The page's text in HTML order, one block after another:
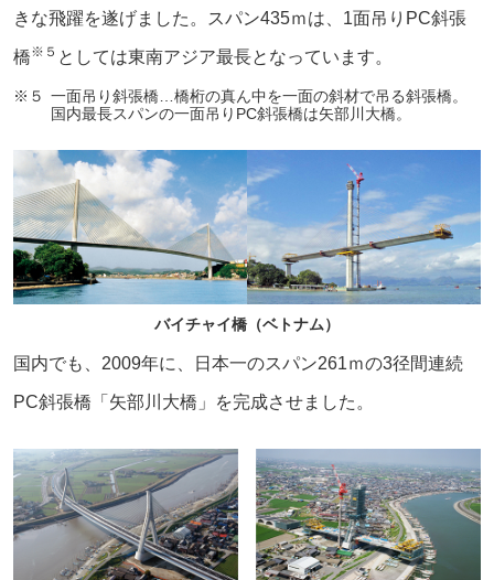
きな飛躍を遂げました。スパン435ｍは、1面吊りPC斜張
橋※５ としては東南アジア最長となっています。
※５ 一面吊り斜張橋…橋桁の真ん中を一面の斜材で吊る斜張橋。
国内最長スパンの一面吊りPC斜張橋は矢部川大橋。
バイチャイ橋（ベトナム）
国内でも、2009年に、日本一のスパン261ｍの3径間連続
PC斜張橋「矢部川大橋」を完成させました。